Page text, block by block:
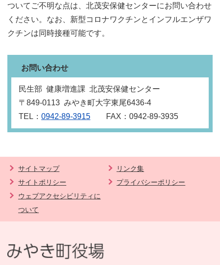
ついてご不明な点は、北茂安保健センターにお問い合わせ
ください。なお、新型コロナワクチンとインフルエンザワ
クチンは同時接種可能です。
お問い合わせ
民生部 健康増進課 北茂安保健センター
〒849‐0113 みやき町大字東尾6436‐4
TEL： 0942-89-3915 FAX：0942-89-3935
サイトマップ
リンク集
サイトポリシー
プライバシーポリシー
ウェブアクセシビリティに
ついて